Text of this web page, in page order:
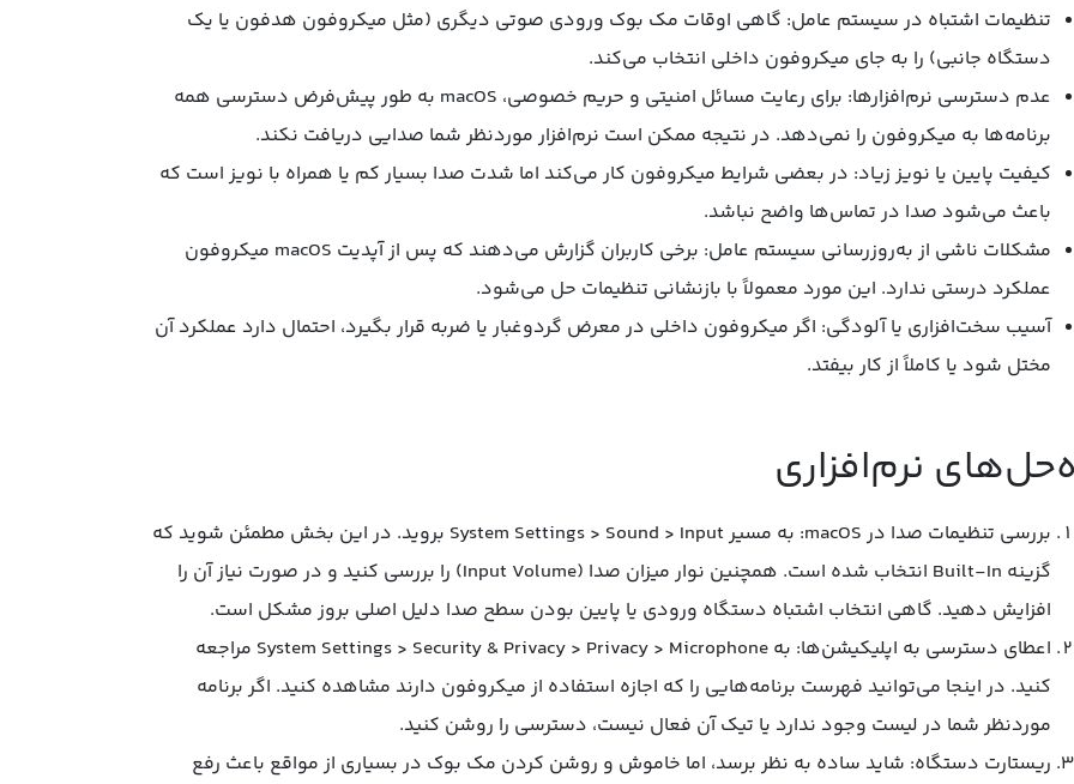
تنظیمات اشتباه در سیستم عامل: گاهی اوقات مک ‌بوک ورودی صوتی دیگری (مثل میکروفون هدفون یا یک
دستگاه جانبی) را به جای میکروفون داخلی انتخاب می‌کند.
عدم دسترسی نرم‌افزارها: برای رعایت مسائل امنیتی و حریم خصوصی، macOS به طور پیش‌فرض دسترسی همه
برنامه‌ها به میکروفون را نمی‌دهد. در نتیجه ممکن است نرم‌افزار موردنظر شما صدایی دریافت نکند.
کیفیت پایین یا نویز زیاد: در بعضی شرایط میکروفون کار می‌کند اما شدت صدا بسیار کم یا همراه با نویز است که
باعث می‌شود صدا در تماس‌ها واضح نباشد.
مشکلات ناشی از به‌روزرسانی سیستم عامل: برخی کاربران گزارش می‌دهند که پس از آپدیت macOS میکروفون
عملکرد درستی ندارد. این مورد معمولاً با بازنشانی تنظیمات حل می‌شود.
آسیب سخت‌افزاری یا آلودگی: اگر میکروفون داخلی در معرض گردوغبار یا ضربه قرار بگیرد، احتمال دارد عملکرد آن
مختل شود یا کاملاً از کار بیفتد.
نرم‌افزاری
بررسی تنظیمات صدا در macOS: به مسیر System Settings > Sound > Input بروید. در این بخش مطمئن شوید که
گزینه Built-In انتخاب شده است. همچنین نوار میزان صدا (Input Volume) را بررسی کنید و در صورت نیاز آن را
افزایش دهید. گاهی انتخاب اشتباه دستگاه ورودی یا پایین بودن سطح صدا دلیل اصلی بروز مشکل است.
اعطای دسترسی به اپلیکیشن‌ها: به System Settings > Security & Privacy > Privacy > Microphone مراجعه
کنید. در اینجا می‌توانید فهرست برنامه‌هایی را که اجازه استفاده از میکروفون دارند مشاهده کنید. اگر برنامه
موردنظر شما در لیست وجود ندارد یا تیک آن فعال نیست، دسترسی را روشن کنید.
ریستارت دستگاه: شاید ساده به نظر برسد، اما خاموش و روشن کردن مک ‌بوک در بسیاری از مواقع باعث رفع